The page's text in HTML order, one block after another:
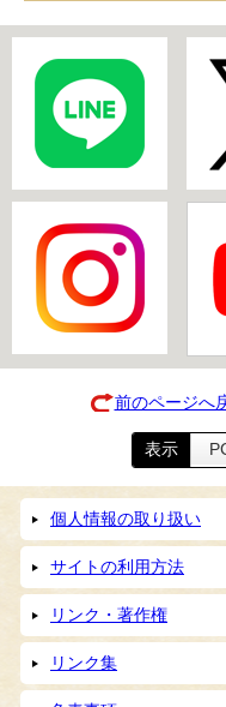
前のページへ
表示
個人情報の取り扱い
サイトの利用方法
リンク・著作権
リンク集